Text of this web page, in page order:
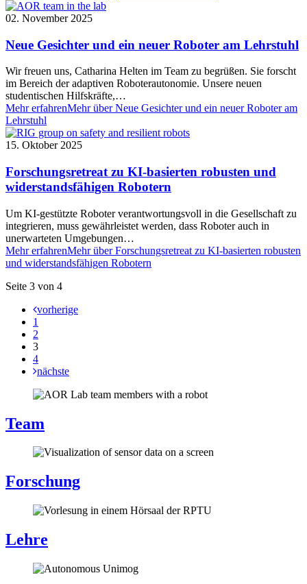
02. November 2025
Neue Gesichter und ein neuer Roboter am Lehrstuhl
Wir freuen uns, Catharina Helten im Team zu begrüßen. Sie forscht
im Bereich der adaptiven Roboterautonomie. Unsere neuen
studentischen Hilfskräfte,…
Mehr erfahrenMehr über Neue Gesichter und ein neuer Roboter am
Lehrstuhl
15. Oktober 2025
Forschungsretreat zu KI-basierten robusten und
widerstandsfähigen Robotern
Um KI-gestützte Roboter verantwortungsvoll in die Gesellschaft zu
integrieren, muss gewährleistet werden, dass Roboter auch in
unerwarteten Umgebungen…
Mehr erfahrenMehr über Forschungsretreat zu KI-basierten robusten
und widerstandsfähigen Robotern
Seite 3 von 4
vorherige
1
2
3
4
nächste
Team
Forschung
Lehre